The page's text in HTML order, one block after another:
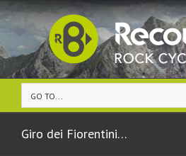
GO TO...
Giro dei Fiorentini…